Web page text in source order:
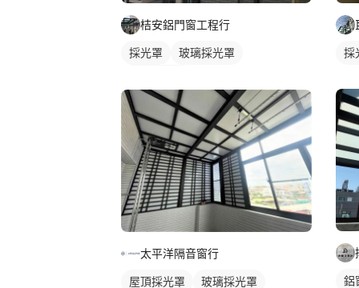
桔安鋁門窗工程行
採光罩
玻璃採光罩
太平洋隔音窗行
屋頂採光罩 玻璃採光罩
採
鋁